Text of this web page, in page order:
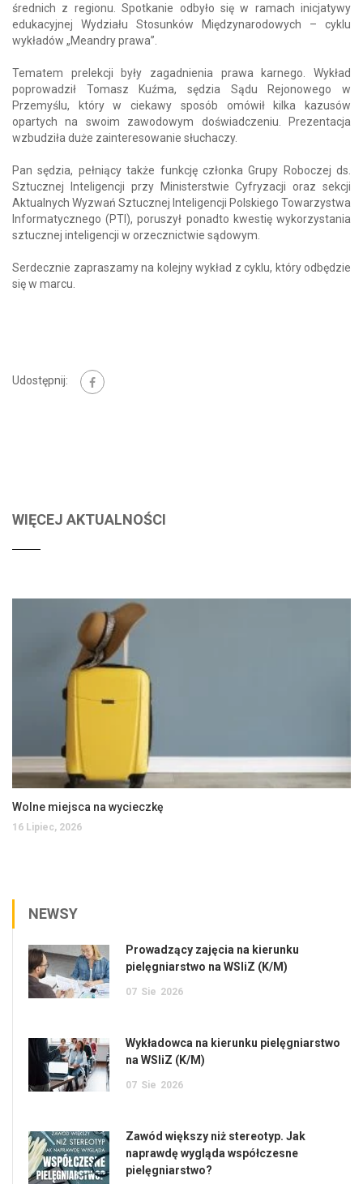
średnich z regionu. Spotkanie odbyło się w ramach inicjatywy
edukacyjnej Wydziału Stosunków Międzynarodowych – cyklu
wykładów „Meandry prawa”.
Tematem prelekcji były zagadnienia prawa karnego. Wykład
poprowadził Tomasz Kuźma, sędzia Sądu Rejonowego w
Przemyślu, który w ciekawy sposób omówił kilka kazusów
opartych na swoim zawodowym doświadczeniu. Prezentacja
wzbudziła duże zainteresowanie słuchaczy.
Pan sędzia, pełniący także funkcję członka Grupy Roboczej ds.
Sztucznej Inteligencji przy Ministerstwie Cyfryzacji oraz sekcji
Aktualnych Wyzwań Sztucznej Inteligencji Polskiego Towarzystwa
Informatycznego (PTI), poruszył ponadto kwestię wykorzystania
sztucznej inteligencji w orzecznictwie sądowym.
Serdecznie zapraszamy na kolejny wykład z cyklu, który odbędzie
się w marcu.
Udostępnij:
WIĘCEJ AKTUALNOŚCI
Wolne miejsca na wycieczkę
16 Lipiec, 2026
NEWSY
Prowadzący zajęcia na kierunku
pielęgniarstwo na WSIiZ (K/M)
07 Sie 2026
Wykładowca na kierunku pielęgniarstwo
na WSIiZ (K/M)
07 Sie 2026
Zawód większy niż stereotyp. Jak
naprawdę wygląda współczesne
pielęgniarstwo?